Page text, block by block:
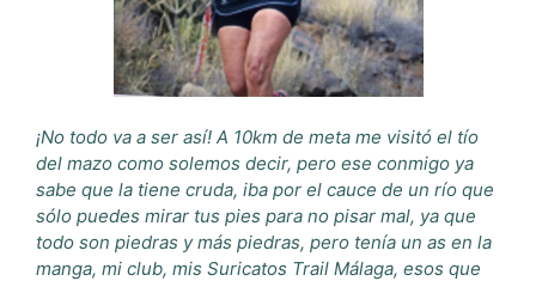
¡No todo va a ser así! A 10km de meta me visitó el tío
del mazo como solemos decir, pero ese conmigo ya
sabe que la tiene cruda, iba por el cauce de un río que
sólo puedes mirar tus pies para no pisar mal, ya que
todo son piedras y más piedras, pero tenía un as en la
manga, mi club, mis Suricatos Trail Málaga, esos que